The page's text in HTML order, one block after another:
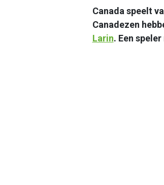
Canada speelt
Canadezen
Larin. Een